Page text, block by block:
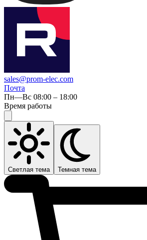
sales@prom-elec.com
Почта
Пн—Вс 08:00 – 18:00
Время работы
Светлая тема Темная тема